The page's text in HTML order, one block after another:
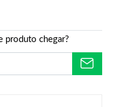
produto chegar?